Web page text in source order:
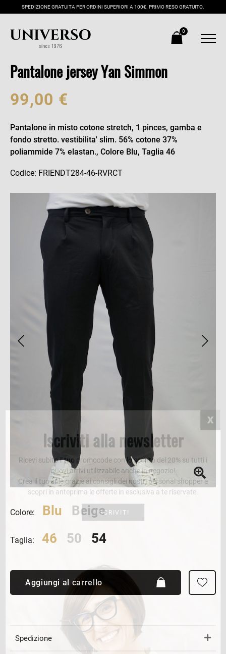
SPEDIZIONE GRATUITA PER ORDINI SUPERIORI A 100€. PRIMO RESO GRATUITO.
0
Pantalone jersey Yan Simmon
99,00 €
Pantalone in misto cotone stretch, 1 pinces, gamba e
fondo stretto. vestibilita' slim. 56% cotone 37%
poliammide 7% elastan., Colore Blu, Taglia 46
Codice: FRIENDT284-46-RVRCT
Colore: Blu Beige
Taglia: 46 50 54
Aggiungi al carrello
Spedizione
Iscriviti alla newsletter
Ricevi subito il tuo promocode con lo sconto del 20% su tutti i
nuovi arrivi utilizzabile anche in negozio!
Crea il tuo stile grazie ai consigli dei nostri personal shopper e
scopri in anteprima le offerte in esclusiva a te riservate.
ISCRIVITI